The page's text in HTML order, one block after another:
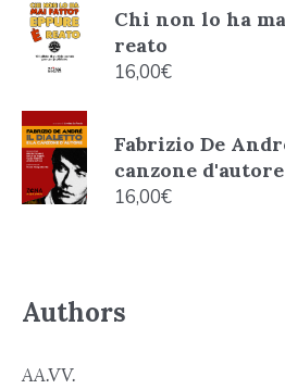
Chi non lo ha
reato
16,00€
Fabrizio De
canzone d'autore
16,00€
Authors
AA.VV.